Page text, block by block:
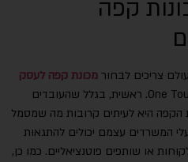
קפה
צריכים לבחור מכונת קפה לעסק
משוכללת ומקצועית/ אוטומטית/One Touch. ראשית, בגלל שהעובדים
הקפה היא לעיתים קרובות מה שמסמל
המשרדים עצמם יכולים להתגאות
או שותפים פוטנציאליים. כמו כן,